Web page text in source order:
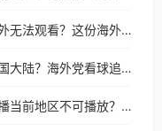
在越南看咪咕视频世界杯直播海外无法观看？这份海外观赛终极指南帮你搞定
在泰国看咪咕视频世界杯仅限中国大陆？海外党看球追剧的终极破局指南
在泰国看咪咕视频世界杯中文直播当前地区不可播放？海外党体育观赛终极指南